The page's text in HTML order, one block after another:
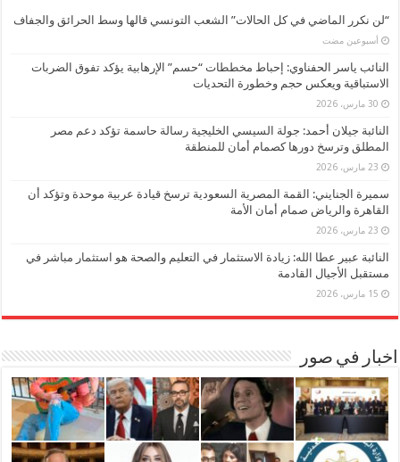
“لن نكرر الماضي في كل الحالات” الشعب التونسي قالها وسط الحرائق والجفاف
‏أسبوعين مضت
النائب ياسر الحفناوي: إحباط مخططات “حسم” الإرهابية يؤكد تفوق الضربات
الاستباقية ويعكس حجم وخطورة التحديات
30 مارس، 2026
النائبة جيلان أحمد: جولة السيسي الخليجية رسالة حاسمة تؤكد دعم مصر
المطلق وترسخ دورها كصمام أمان للمنطقة
23 مارس، 2026
سميرة الجنايني: القمة المصرية السعودية ترسخ قيادة عربية موحدة وتؤكد أن
القاهرة والرياض صمام أمان الأمة
23 مارس، 2026
النائبة عبير عطا الله: زيادة الاستثمار في التعليم والصحة هو استثمار مباشر في
مستقبل الأجيال القادمة
15 مارس، 2026
اخبار في صور